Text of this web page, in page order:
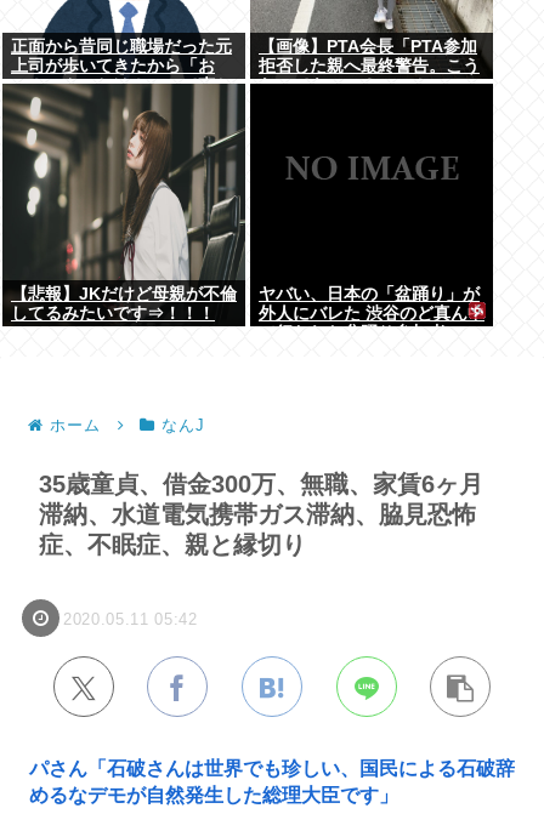
正面から昔同じ職場だった元
上司が歩いてきたから「お
～！こんにちは！」って声か
けたんや
【画像】PTA会長「PTA参加
拒否した親へ最終警告。こう
なってもいい？」⇒！
【悲報】JKだけど母親が不倫
してるみたいです⇒！！！
ヤバい、日本の「盆踊り」が
外人にバレた 渋谷のど真ん中
ホーム
なんJ
35歳童貞、借金300万、無職、家賃6ヶ月
滞納、水道電気携帯ガス滞納、脇見恐怖
症、不眠症、親と縁切り
2020.05.11 05:42
パさん「石破さんは世界でも珍しい、国民による石破辞
めるなデモが自然発生した総理大臣です」